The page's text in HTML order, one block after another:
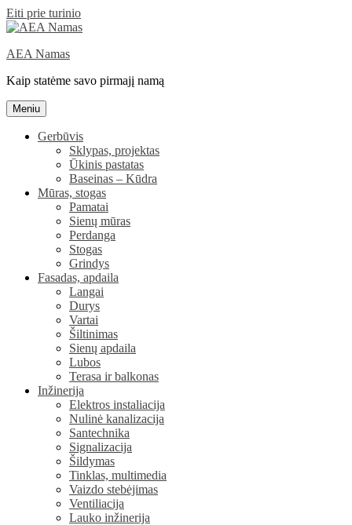
Eiti prie turinio
AEA Namas
Kaip statėme savo pirmajį namą
Meniu
Gerbūvis
Sklypas, projektas
Ūkinis pastatas
Baseinas – Kūdra
Mūras, stogas
Pamatai
Sienų mūras
Perdanga
Stogas
Grindys
Fasadas, apdaila
Langai
Durys
Vartai
Šiltinimas
Sienų apdaila
Lubos
Terasa ir balkonas
Inžinerija
Elektros instaliacija
Nulinė kanalizacija
Santechnika
Signalizacija
Šildymas
Tinklas, multimedia
Vaizdo stebėjimas
Ventiliacija
Lauko inžinerija